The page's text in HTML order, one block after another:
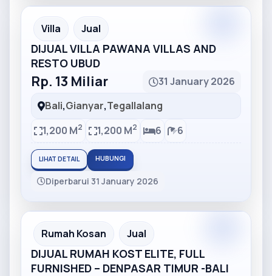
Partner Ad
Villa Jual
DIJUAL VILLA PAWANA VILLAS AND
RESTO UBUD
Rp. 13 Miliar
31 January 2026
Bali,Gianyar,Tegallalang
1,200 M2 1,200 M2 6 6
LIHAT DETAIL HUBUNGI
Diperbarui 31 January 2026
Partner Ad
Rumah Kosan Jual
DIJUAL RUMAH KOST ELITE, FULL
FURNISHED – DENPASAR TIMUR -BALI